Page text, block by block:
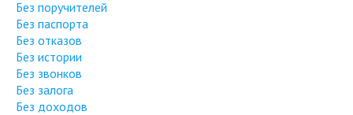
Без поручителей
Без паспорта
Без отказов
Без истории
Без звонков
Без залога
Без доходов